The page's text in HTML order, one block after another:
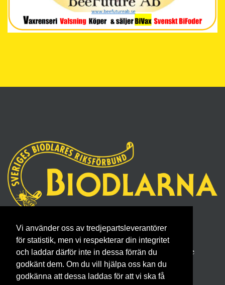
Vi använder oss av tredjepartsleverantörer
för statistik, men vi respekterar din integritet
och laddar därför inte in dessa förrän du
godkänt dem. Om du vill hjälpa oss kan du
godkänna att dessa laddas för att vi ska få
Sveriges Biodlares Riksförbund
Borgmästaregatan 26, 596 34 Skänninge
Telefon 0142- 48 20 00, E-post: info@biodlarna.se
Köpvillkor för medlemskap